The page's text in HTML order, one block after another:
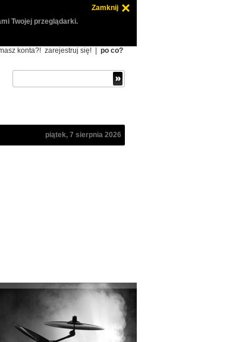
Zamknij
Twojej przeglądarki.
konta?! zarejestruj się! po co?
piątek, 7 sierpnia 2026